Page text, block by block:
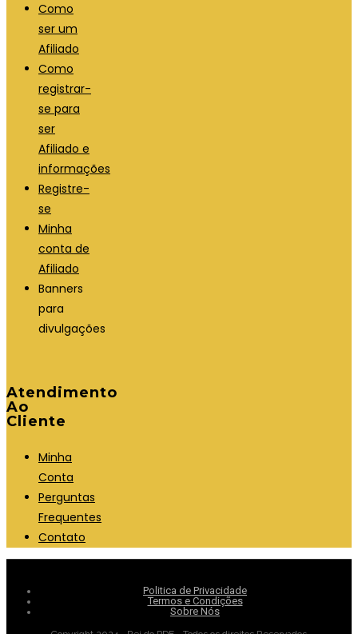
Como
ser um
Afiliado
Como
registrar-
se para
ser
Afiliado e
informações
Registre-
se
Minha
conta de
Afiliado
Banners
para
divulgações
Atendimento
Ao
Cliente
Minha
Conta
Perguntas
Frequentes
Contato
Politica de Privacidade
Termos e Condições
Sobre Nós